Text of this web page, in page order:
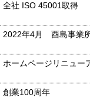
全社 ISO 45001取得
2022年4月 酉島事業
ホームページリニュー
創業100周年